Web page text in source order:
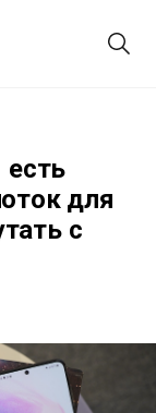
есть
для
с